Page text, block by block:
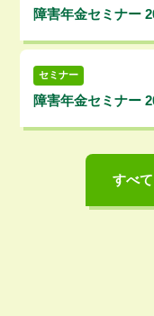
障害年金セミナー
セミナー
障害年金セミナー
すべ